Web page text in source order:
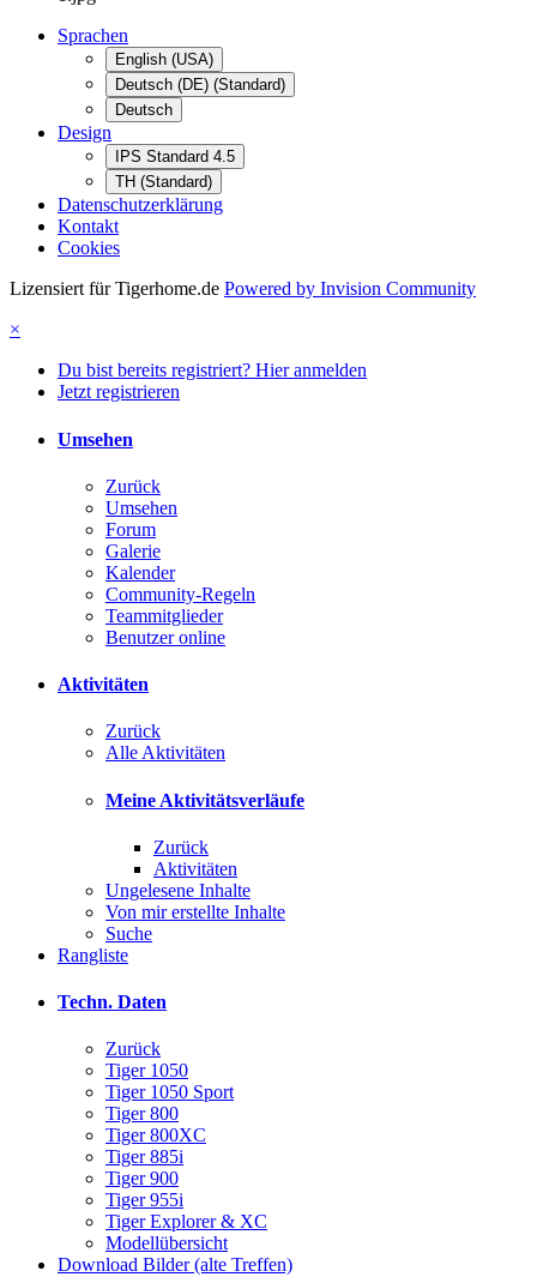
Sprachen
English (USA)
Deutsch (DE) (Standard)
Deutsch
Design
IPS Standard 4.5
TH (Standard)
Datenschutzerklärung
Kontakt
Cookies
Lizensiert für Tigerhome.de Powered by Invision Community
×
Du bist bereits registriert? Hier anmelden
Jetzt registrieren
Umsehen
Zurück
Umsehen
Forum
Galerie
Kalender
Community-Regeln
Teammitglieder
Benutzer online
Aktivitäten
Zurück
Alle Aktivitäten
Meine Aktivitätsverläufe
Zurück
Aktivitäten
Ungelesene Inhalte
Von mir erstellte Inhalte
Suche
Rangliste
Techn. Daten
Zurück
Tiger 1050
Tiger 1050 Sport
Tiger 800
Tiger 800XC
Tiger 885i
Tiger 900
Tiger 955i
Tiger Explorer & XC
Modellübersicht
Download Bilder (alte Treffen)